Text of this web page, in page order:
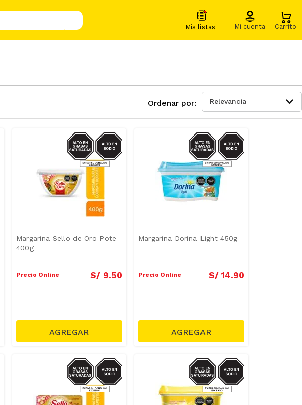
Relevancia
SODIO/GRASAS-
SAT
Margarina Sello de Oro Pote
400g
Precio Online S/ 9.50
SODIO/GRASAS-
SAT
Margarina Dorina Light 450g
Precio Online S/ 14.90
SODIO/GRASAS-
SAT
SODIO/GRASAS-
SAT